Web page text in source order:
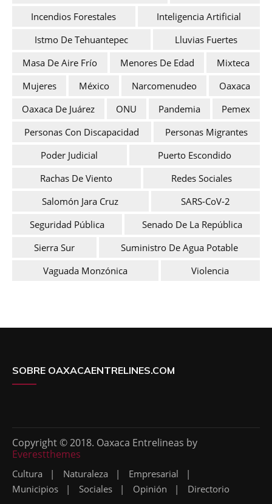
Incendios Forestales
Inteligencia Artificial
Istmo De Tehuantepec
Lluvias Fuertes
Masa De Aire Frío
Menores De Edad
Mixteca
Mujeres
México Narcomenudeo
Oaxaca
Oaxaca De Juárez
ONU Pandemia
Pemex
Personas Con Discapacidad
Personas Migrantes
Poder Judicial
Puerto Escondido
Rachas De Viento
Redes Sociales
Salomón Jara Cruz
SARS-CoV-2
Seguridad Pública
Senado De La República
Sierra Sur
Suministro De Agua Potable
Vaguada Monzónica
Violencia
SOBRE OAXACAENTRELINES.COM
Copyright © 2018. Oaxaca Entrelineas by
Everestthemes
Cultura Naturaleza
Empresarial
Municipios
Sociales Opinión Directorio